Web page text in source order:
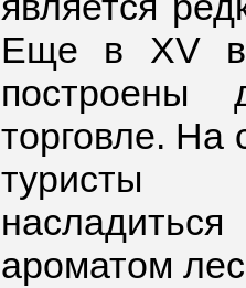
Еще в XV
построены
торговле. На
ароматом